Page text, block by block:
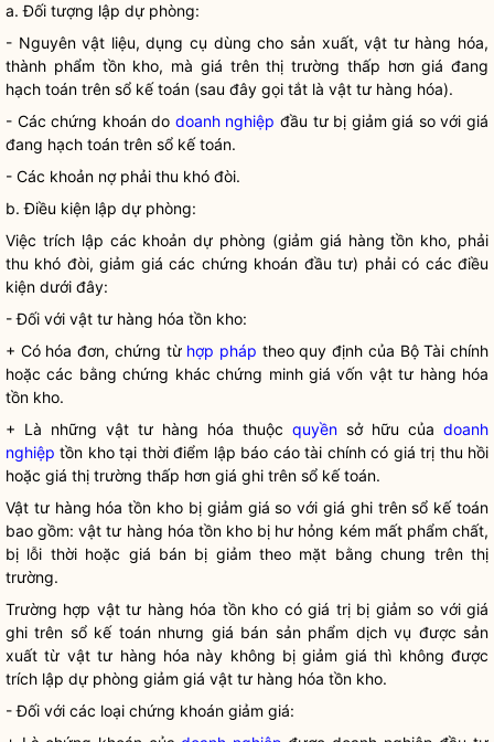
a. Đối tượng lập dự phòng:
- Nguyên vật liệu, dụng cụ dùng cho sản xuất, vật tư hàng hóa,
thành phẩm tồn kho, mà giá trên thị trường thấp hơn giá đang
hạch toán trên sổ kế toán (sau đây gọi tắt là vật tư hàng hóa).
- Các chứng khoán do doanh nghiệp đầu tư bị giảm giá so với giá
đang hạch toán trên sổ kế toán.
- Các khoản nợ phải thu khó đòi.
b. Điều kiện lập dự phòng:
Việc trích lập các khoản dự phòng (giảm giá hàng tồn kho, phải
thu khó đòi, giảm giá các chứng khoán đầu tư) phải có các điều
kiện dưới đây:
- Đối với vật tư hàng hóa tồn kho:
+ Có hóa đơn, chứng từ hợp pháp theo quy định của Bộ Tài chính
hoặc các bằng chứng khác chứng minh giá vốn vật tư hàng hóa
tồn kho.
+ Là những vật tư hàng hóa thuộc quyền sở hữu của doanh
nghiệp tồn kho tại thời điểm lập báo cáo tài chính có giá trị thu hồi
hoặc giá thị trường thấp hơn giá ghi trên sổ kế toán.
Vật tư hàng hóa tồn kho bị giảm giá so với giá ghi trên sổ kế toán
bao gồm: vật tư hàng hóa tồn kho bị hư hỏng kém mất phẩm chất,
bị lỗi thời hoặc giá bán bị giảm theo mặt bằng chung trên thị
trường.
Trường hợp vật tư hàng hóa tồn kho có giá trị bị giảm so với giá
ghi trên sổ kế toán nhưng giá bán sản phẩm dịch vụ được sản
xuất từ vật tư hàng hóa này không bị giảm giá thì không được
trích lập dự phòng giảm giá vật tư hàng hóa tồn kho.
- Đối với các loại chứng khoán giảm giá: